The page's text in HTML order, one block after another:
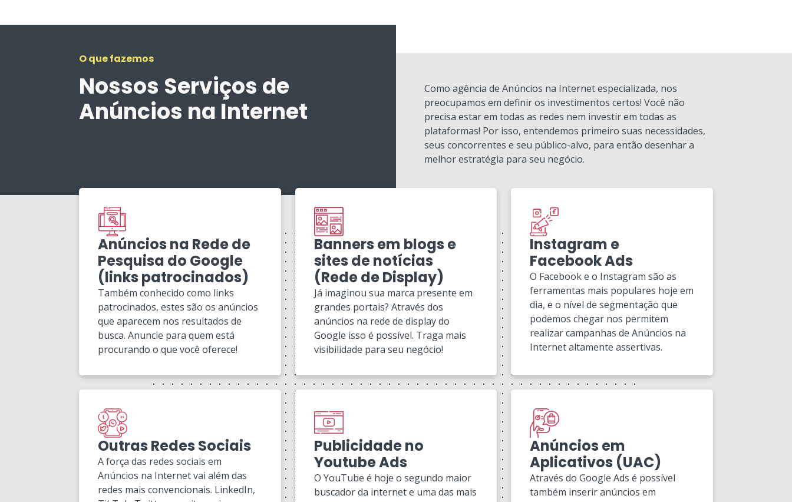
O que fazemos
Nossos Serviços de
Anúncios na Internet
Como agência de Anúncios na Internet especializada, nos
preocupamos em definir os investimentos certos! Você não
precisa estar em todas as redes nem investir em todas as
plataformas! Por isso, entendemos primeiro suas necessidades,
seus concorrentes e seu público-alvo, para então desenhar a
melhor estratégia para seu negócio.
Anúncios na Rede de
Pesquisa do Google
(links patrocinados)
Também conhecido como links
patrocinados, estes são os anúncios
que aparecem nos resultados de
busca. Anuncie para quem está
procurando o que você oferece!
Banners em blogs e
sites de notícias
(Rede de Display)
Já imaginou sua marca presente em
grandes portais? Através dos
anúncios na rede de display do
Google isso é possível. Traga mais
visibilidade para seu negócio!
Instagram e
Facebook Ads
O Facebook e o Instagram são as
ferramentas mais populares hoje em
dia, e o nível de segmentação que
podemos chegar nos permitem
realizar campanhas de Anúncios na
Internet altamente assertivas.
Outras Redes Sociais
A força das redes sociais em
Anúncios na Internet vai além das
redes mais convencionais. LinkedIn,
Publicidade no
Youtube Ads
O YouTube é hoje o segundo maior
buscador da internet e uma das mais
Anúncios em
Aplicativos (UAC)
Através do Google Ads é possível
também inserir anúncios em